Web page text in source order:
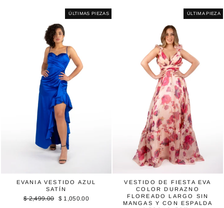
ÚLTIMAS PIEZAS
EVANIA VESTIDO AZUL
SATÍN
Precio
$ 2,499.00
Precio
$ 1,050.00
ÚLTIMA PIEZA
VESTIDO DE FIESTA EVA
COLOR DURAZNO
FLOREADO LARGO SIN
MANGAS Y CON ESPALDA